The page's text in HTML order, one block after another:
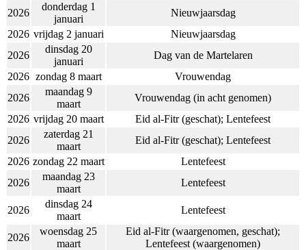
2026
donderdag 1
januari
Nieuwjaarsdag
2026 vrijdag 2 januari
Nieuwjaarsdag
2026
dinsdag 20
januari
Dag van de Martelaren
2026 zondag 8 maart
Vrouwendag
2026
maandag 9
maart
Vrouwendag (in acht genomen)
2026 vrijdag 20 maart
Eid al-Fitr (geschat); Lentefeest
2026
zaterdag 21
maart
Eid al-Fitr (geschat); Lentefeest
2026 zondag 22 maart
Lentefeest
2026
maandag 23
maart
Lentefeest
2026
dinsdag 24
maart
Lentefeest
2026
woensdag 25
maart
Eid al-Fitr (waargenomen, geschat);
Lentefeest (waargenomen)